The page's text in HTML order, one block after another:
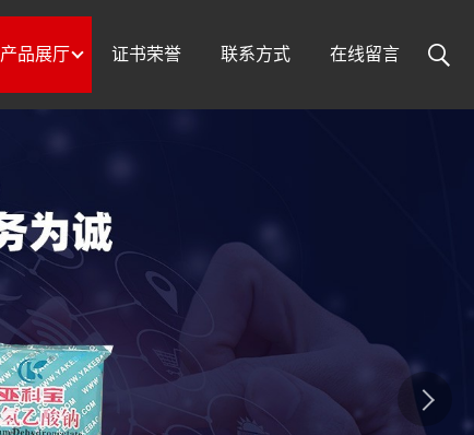
产品展厅 证书荣誉 联系方式 在线留言